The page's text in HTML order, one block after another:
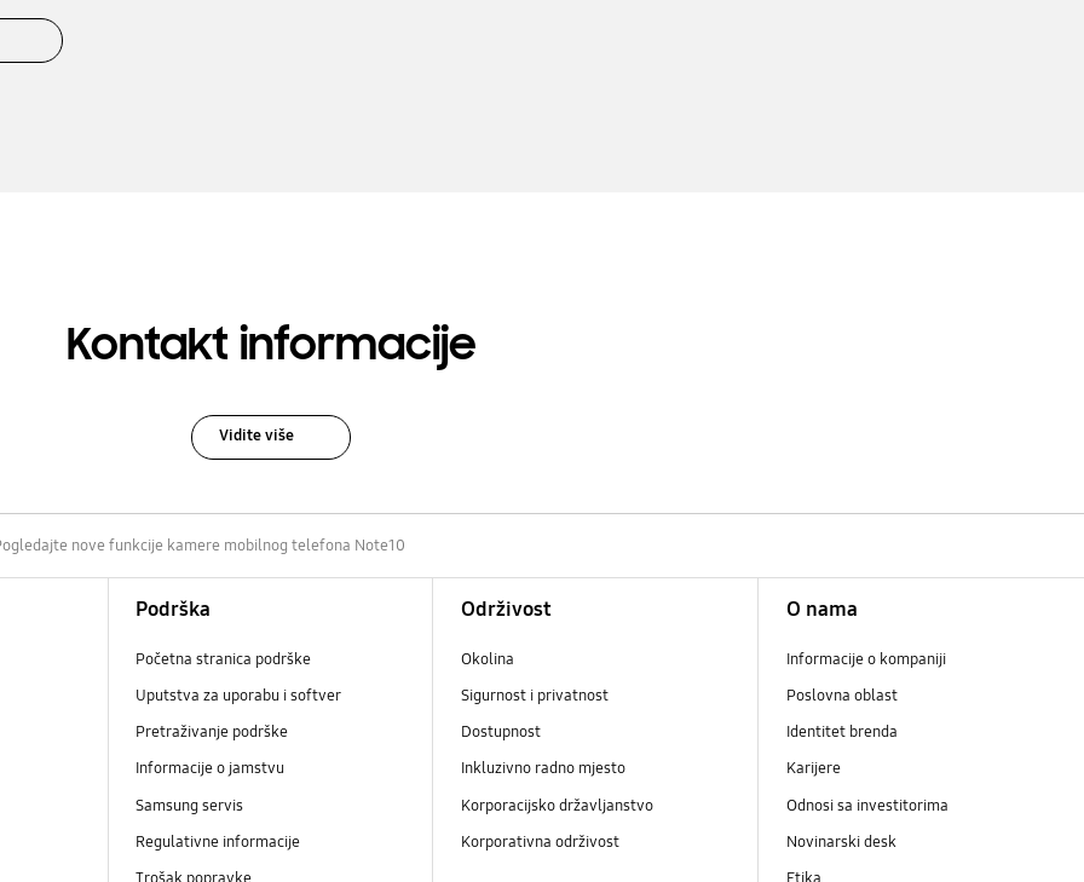
Kontakt informacije
Vidite više
nove funkcije kamere mobilnog telefona Note10
Podrška
Početna stranica podrške
Uputstva za uporabu i softver
Pretraživanje podrške
Informacije o jamstvu
Samsung servis
Regulativne informacije
Trošak popravke
Održivost
Okolina
Sigurnost i privatnost
Dostupnost
Inkluzivno radno mjesto
Korporacijsko državljanstvo
Korporativna održivost
O nama
Informacije o kompaniji
Poslovna oblast
Identitet brenda
Karijere
Odnosi sa investitorima
Novinarski desk
Etika